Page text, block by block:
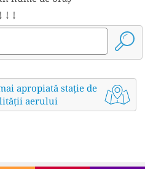
↓ ↓ ↓
apropiată stație de
aerului